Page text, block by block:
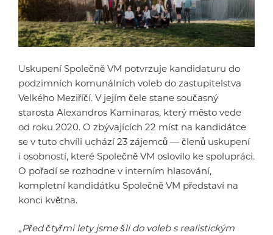
Uskupení Společně VM potvrzuje kandidaturu do
podzimních komunálních voleb do zastupitelstva
Velkého Meziříčí. V jejím čele stane současný
starosta Alexandros Kaminaras, který město vede
od roku 2020. O zbývajících 22 míst na kandidátce
se v tuto chvíli uchází 23 zájemců — členů uskupení
i osobností, které Společně VM oslovilo ke spolupráci.
O pořadí se rozhodne v interním hlasování,
kompletní kandidátku Společně VM představí na
konci května.
„Před čtyřmi lety jsme šli do voleb s realistickým